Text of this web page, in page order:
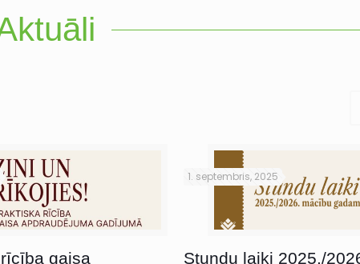
gaisa
1. septembris, 2025
Stundu laiki 2025./